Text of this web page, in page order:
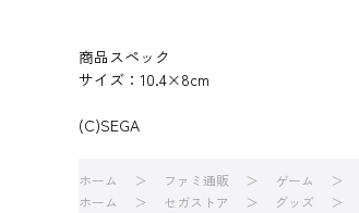
商品スペック
サイズ：10.4×8cm
(C)SEGA
ホーム ファミ通販 ゲーム
ホーム
セガストア グッズ